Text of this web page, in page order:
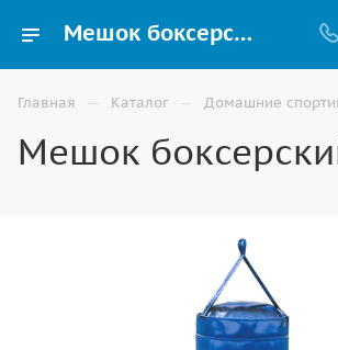
Мешок боксерский купить для шведских стенок и домашних спортивных комплексов в Москве
Главная — Каталог — Домашние
Мешок